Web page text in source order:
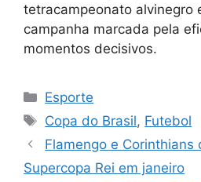
tetracampeonato alvinegro
campanha marcada pela
momentos decisivos.
Categorias
Esporte
Tags
Copa do Brasil, Futebol
Flamengo e Corinthians
Supercopa Rei em janeiro